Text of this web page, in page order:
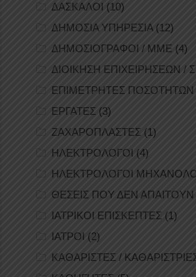
ΔΑΣΚΑΛΟΙ (10)
ΔΗΜΟΣΙΑ ΥΠΗΡΕΣΙΑ(12)
ΔΗΜΟΣΙΟΓΡΑΦΟΙ / ΜΜΕ (4)
ΔΙΟΙΚΗΣΗ ΕΠΙΧΕΙΡΗΣΕΩΝ /
ΕΠΙΜΕΤΡΗΤΕΣ ΠΟΣΟΤΗΤΩΝ
ΕΡΓΑΤΕΣ (3)
ΖΑΧΑΡΟΠΛΑΣΤΕΣ (1)
ΗΛΕΚΤΡΟΛΟΓΟΙ (4)
ΗΛΕΚΤΡΟΛΟΓΟΙ
ΘΕΣΕΙΣ ΠΟΥ ΔΕΝ ΑΠΑΙΤΟΥΝ
ΙΑΤΡΙΚΟΙ ΕΠΙΣΚΕΠΤΕΣ (1)
ΙΑΤΡΟΙ (2)
ΚΑΘΑΡΙΣΤΕΣ /